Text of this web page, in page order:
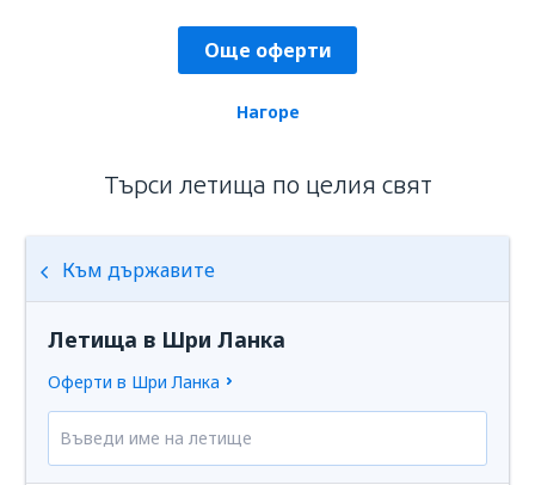
Още оферти
Нагоре
Търси летища по целия свят
Към държавите
Летища в Шри Ланка
Оферти в Шри Ланка